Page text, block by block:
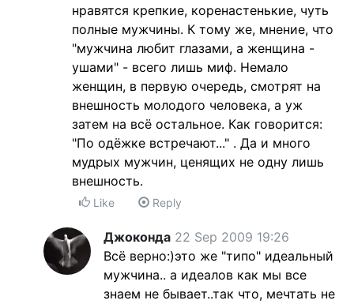
нравятся крепкие, коренастенькие, чуть
полные мужчины. К тому же, мнение, что
"мужчина любит глазами, а женщина -
ушами" - всего лишь миф. Немало
женщин, в первую очередь, смотрят на
внешность молодого человека, а уж
затем на всё остальное. Как говорится:
"По одёжке встречают..." . Да и много
мудрых мужчин, ценящих не одну лишь
внешность.
Like Reply
Джоконда 22 Sep 2009 19:26
Всё верно:)это же "типо" идеальный
мужчина.. а идеалов как мы все
знаем не бывает..так что, мечтать не